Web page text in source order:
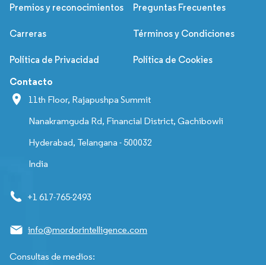
Premios y reconocimientos Preguntas Frecuentes
Carreras Términos y Condiciones
Política de Privacidad Política de Cookies
Contacto
11th Floor, Rajapushpa Summit
Nanakramguda Rd, Financial District, Gachibowli
Hyderabad, Telangana - 500032
India
+1 617-765-2493
info@mordorintelligence.com
Consultas de medios: